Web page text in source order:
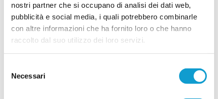
nostri partner che si occupano di analisi dei dati web,
pubblicità e social media, i quali potrebbero combinarle
con altre informazioni che ha fornito loro o che hanno
raccolto dal suo utilizzo dei loro servizi.
delNecessari
FABRIANO CERRETO denuncia: "Giù le
mani dai nostri ragazzi"
L’A.S.D. Fabriano Cerreto interviene con
rispettive famiglie. Attraverso una nota ufficiale, la